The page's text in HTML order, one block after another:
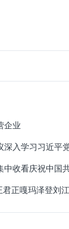
企业
深入学习习近平
收看庆祝中国
君正嘎玛泽登刘